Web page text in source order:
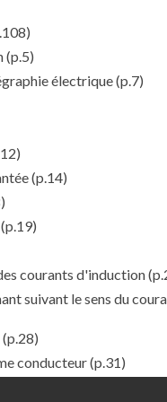
(p.5)
électrique(p.7)
(p.14)
(p.19)
courants d'induction
suivant le sens du
(p.28)
conducteur(p.31)